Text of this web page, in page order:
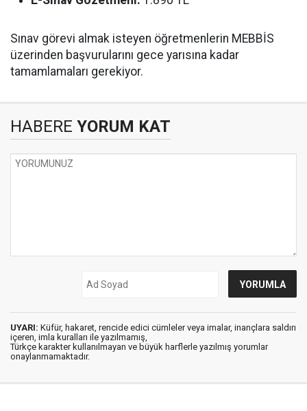
Sınav görevi almak isteyen öğretmenlerin MEBBİS
üzerinden başvurularını gece yarısına kadar
tamamlamaları gerekiyor.
HABERE YORUM KAT
UYARI: Küfür, hakaret, rencide edici cümleler veya imalar, inançlara saldırı
içeren, imla kuralları ile yazılmamış,
Türkçe karakter kullanılmayan ve büyük harflerle yazılmış yorumlar
onaylanmamaktadır.